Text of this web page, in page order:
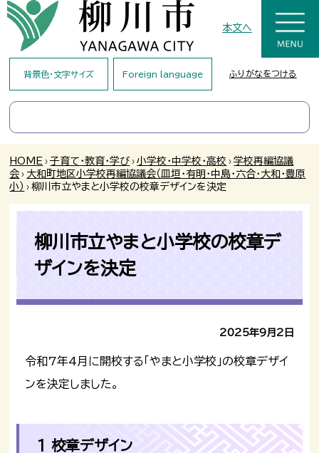
本文へ
背景色・文字サイズ Foreign language ふりがなをつける
HOME › 子育て・教育・学び › 小学校・中学校・高校 › 学校再編協議
会 › 大和町地区小学校再編協議会（皿垣・有明・中島・六合・大和・豊原
小） › 柳川市立やまと小学校の校章デザインを決定
柳川市立やまと小学校の校章デ
ザインを決定
2025年9月2日
令和7年4月に開校する「やまと小学校」の校章デザイ
ンを決定しました。
1 校章デザイン